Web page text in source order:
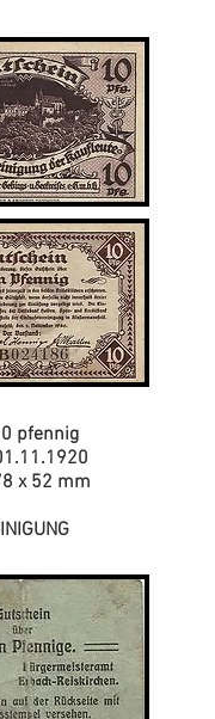
pfennig
52 mm